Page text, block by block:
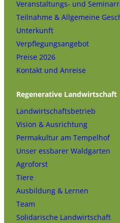
Veranstaltungs- und
Teilnahme & Allgemeine
Unterkunft
Verpflegungsangebot
Preise 2026
Kontakt und Anreise
Regenerative Landwirtschaft
Landwirtschaftsbetrieb
Vision & Ausrichtung
Permakultur am Tempelhof
Unser essbarer Waldgarten
Agroforst
Tiere
Ausbildung & Lernen
Team
Solidarische Landwirtschaft